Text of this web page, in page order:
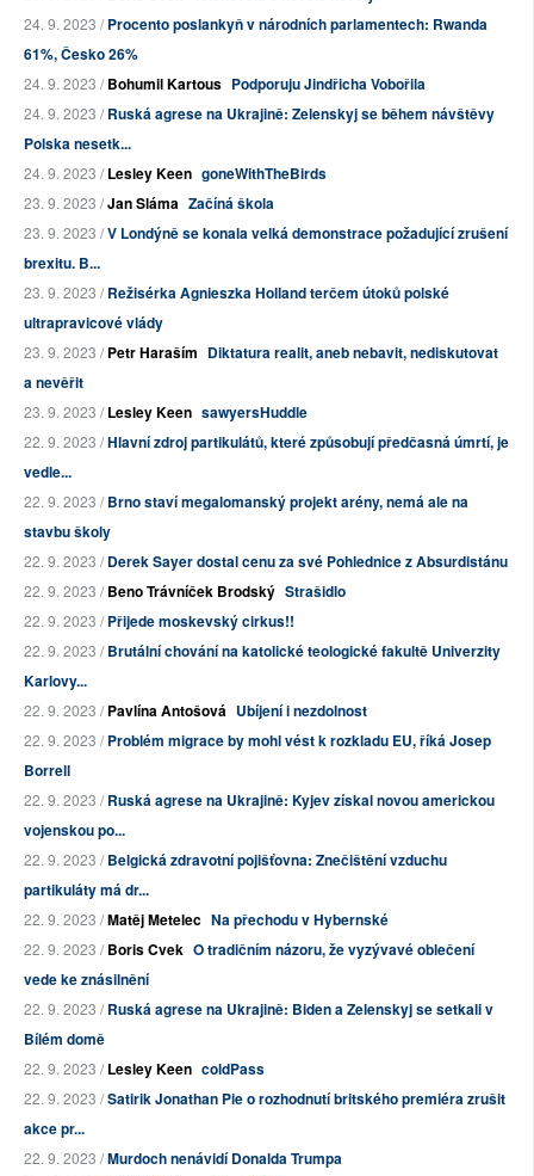
24. 9. 2023 /Procento poslankyň v národních parlamentech: Rwanda
61%, Česko 26%
24. 9. 2023 /Bohumil Kartous Podporuju Jindřicha Vobořila
24. 9. 2023 /Ruská agrese na Ukrajině: Zelenskyj se během návštěvy
Polska nesetk...
24. 9. 2023 /Lesley Keen goneWithTheBirds
23. 9. 2023 /Jan Sláma Začíná škola
23. 9. 2023 /V Londýně se konala velká demonstrace požadující zrušení
brexitu. B...
23. 9. 2023 /Režisérka Agnieszka Holland terčem útoků polské
ultrapravicové vlády
23. 9. 2023 /Petr Haraším Diktatura realit, aneb nebavit, nediskutovat
a nevěřit
23. 9. 2023 /Lesley Keen sawyersHuddle
22. 9. 2023 /Hlavní zdroj partikulátů, které způsobují předčasná úmrtí, je
vedle...
22. 9. 2023 /Brno staví megalomanský projekt arény, nemá ale na
stavbu školy
22. 9. 2023 /Derek Sayer dostal cenu za své Pohlednice z Absurdistánu
22. 9. 2023 /Beno Trávníček Brodský Strašidlo
22. 9. 2023 /Přijede moskevský cirkus!!
22. 9. 2023 /Brutální chování na katolické teologické fakultě Univerzity
Karlovy...
22. 9. 2023 /Pavlína Antošová Ubíjení i nezdolnost
22. 9. 2023 /Problém migrace by mohl vést k rozkladu EU, říká Josep
Borrell
22. 9. 2023 /Ruská agrese na Ukrajině: Kyjev získal novou americkou
vojenskou po...
22. 9. 2023 /Belgická zdravotní pojišťovna: Znečištění vzduchu
partikuláty má dr...
22. 9. 2023 /Matěj Metelec Na přechodu v Hybernské
22. 9. 2023 /Boris Cvek O tradičním názoru, že vyzývavé oblečení
vede ke znásilnění
22. 9. 2023 /Ruská agrese na Ukrajině: Biden a Zelenskyj se setkali v
Bílém domě
22. 9. 2023 /Lesley Keen coldPass
22. 9. 2023 /Satirik Jonathan Pie o rozhodnutí britského premiéra zrušit
akce pr...
22. 9. 2023 /Murdoch nenávidí Donalda Trumpa